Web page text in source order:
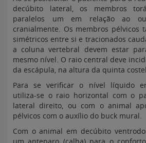
decúbito lateral, os membros
paralelos um em relação ao
cranialmente. Os membros pélvicos
simétricos entre si e tracionados
a coluna vertebral devem estar
mesmo nível. O raio central deve
da escápula, na altura da quinta
Para se verificar o nível líquido
utiliza-se o raio horizontal com o
lateral direito, ou com o animal
pélvicos com o auxílio do buck mural.
Com o animal em decúbito